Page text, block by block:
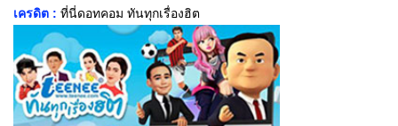
เครดิต : ที่นี่ดอทคอม ทันทุกเรื่องฮิต